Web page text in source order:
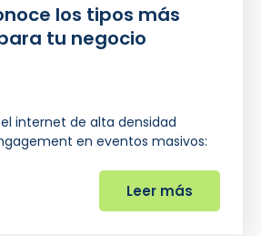
los tipos más
tu negocio
internet de alta densidad
en eventos masivos:
Leer más